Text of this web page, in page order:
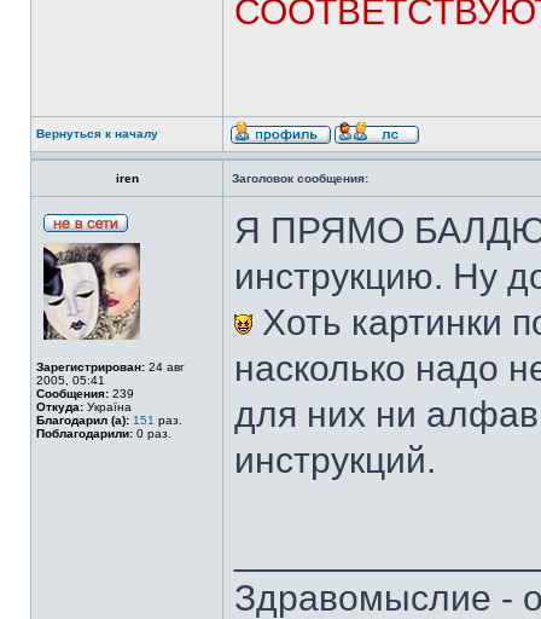
Вернуться к началу
iren Заголовок сообщения:
Зарегистрирован: 24 авг
2005, 05:41
Сообщения: 239
Откуда: Україна
Благодарил (а): 151 раз.
Поблагодарили: 0 раз.
Я ПРЯМО БАЛДЮ.
инструкцию. Ну
Хоть картинки
насколько надо
для них ни
инструкций.
Здравомыслие -